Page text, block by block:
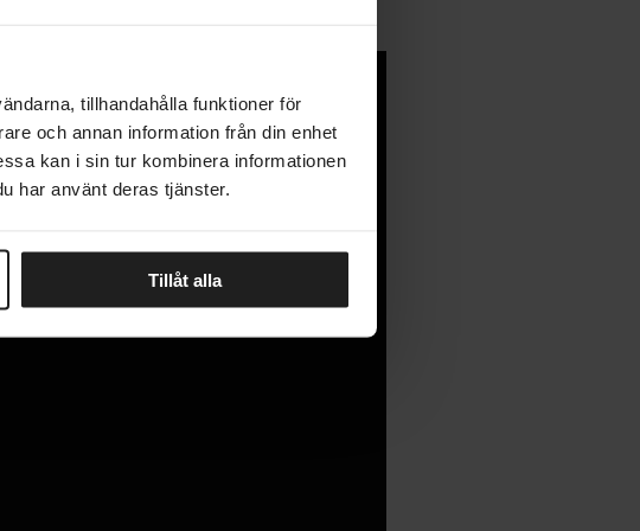
tillhandahålla funktioner för
och annan information från din enhet
kan i sin tur kombinera informationen
har använt deras tjänster.
Tillåt alla